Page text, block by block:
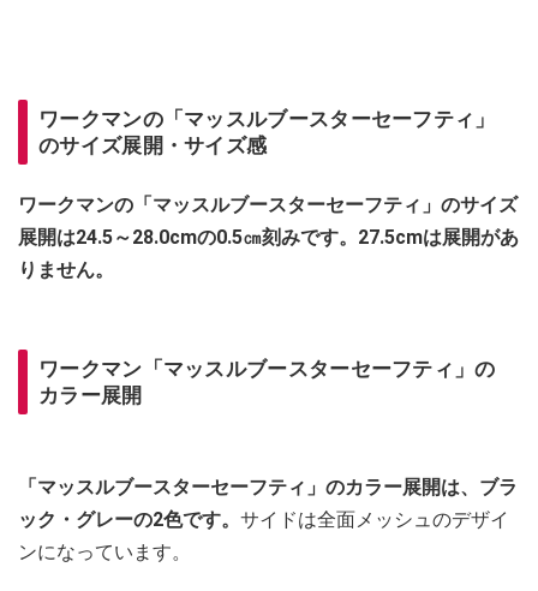
ワークマンの「マッスルブースターセーフティ」
のサイズ展開・サイズ感
ワークマンの「マッスルブースターセーフティ」のサイズ
展開は24.5～28.0cmの0.5㎝刻みです。27.5cmは展開があ
りません。
ワークマン「マッスルブースターセーフティ」の
カラー展開
「マッスルブースターセーフティ」のカラー展開は、ブラ
ック・グレーの2色です。 サイドは全面メッシュのデザイ
ンになっています。